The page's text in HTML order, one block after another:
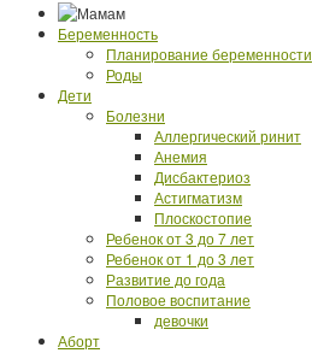
Беременность
Планирование беременности
Роды
Дети
Болезни
Аллергический ринит
Анемия
Дисбактериоз
Астигматизм
Плоскостопие
Ребенок от 3 до 7 лет
Ребенок от 1 до 3 лет
Развитие до года
Половое воспитание
девочки
Аборт